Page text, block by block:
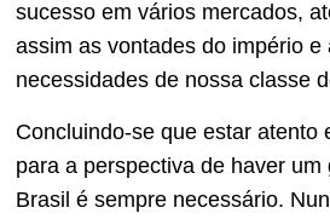
sucesso em vários mercados,
assim as vontades do império e
necessidades de nossa classe
Concluindo-se que estar atento
para a perspectiva de haver um
Brasil é sempre necessário.